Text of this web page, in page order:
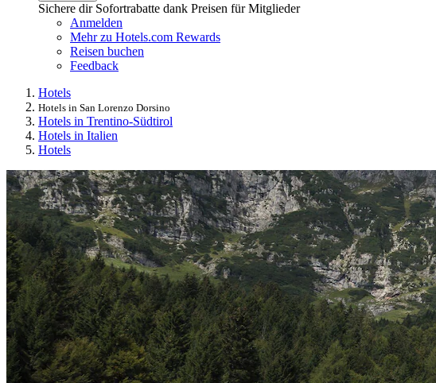
Sichere dir Sofortrabatte dank Preisen für Mitglieder
Anmelden
Mehr zu Hotels.com Rewards
Reisen buchen
Feedback
Hotels
Hotels in San Lorenzo Dorsino
Hotels in Trentino-Südtirol
Hotels in Italien
Hotels